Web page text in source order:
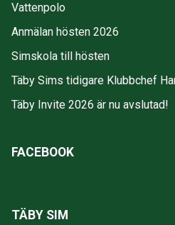
Vattenpolo
Anmälan hösten 2026
Simskola till hösten
Täby Sims tidigare Klubbchef
Täby Invite 2026 är nu avslutad!
FACEBOOK
TÄBY SIM